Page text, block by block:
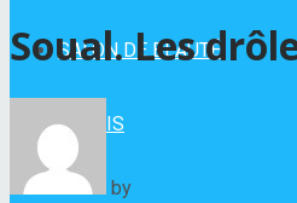
SALON DE BEAUTÉ
VERNIS
Soual. Les
by